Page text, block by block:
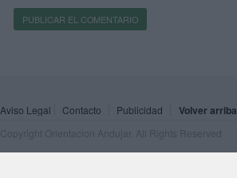
Aviso Legal Contacto Publicidad Volver arriba